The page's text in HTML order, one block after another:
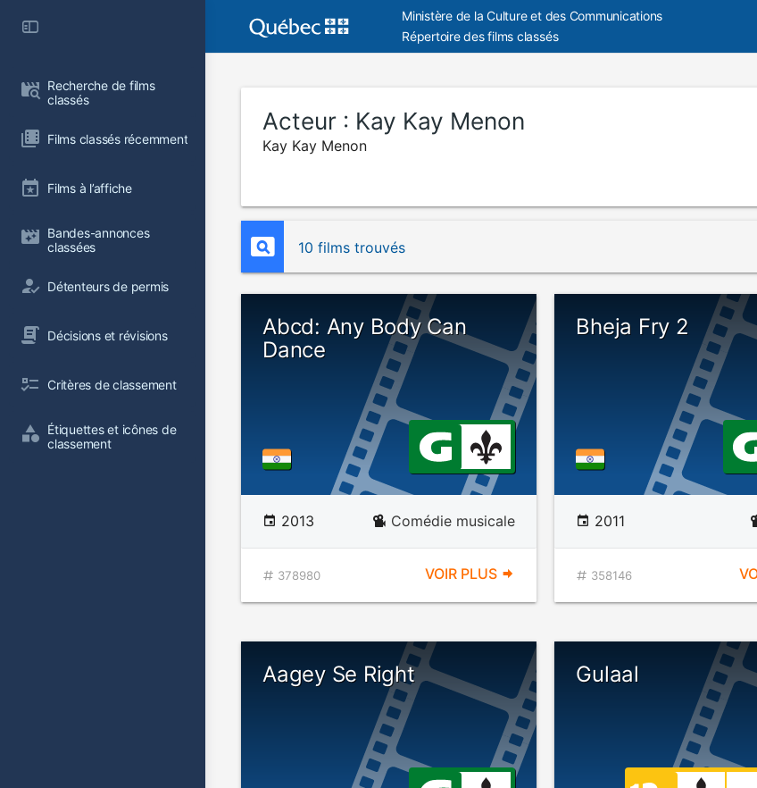
Recherche de films
classés
Films classés récemment
Films à l’affiche
Bandes-annonces
classées
Détenteurs de permis
Décisions et révisions
Critères de classement
Étiquettes et icônes de
classement
Ministère de la Culture et des Communications
Répertoire des films classés
Acteur : Kay Kay Menon
Kay Kay Menon
10 films trouvés
Abcd: Any Body Can
Dance
2013 Comédie musicale
378980 VOIR PLUS
Bheja Fry 2
2011
358146
Aagey Se Right Gulaal